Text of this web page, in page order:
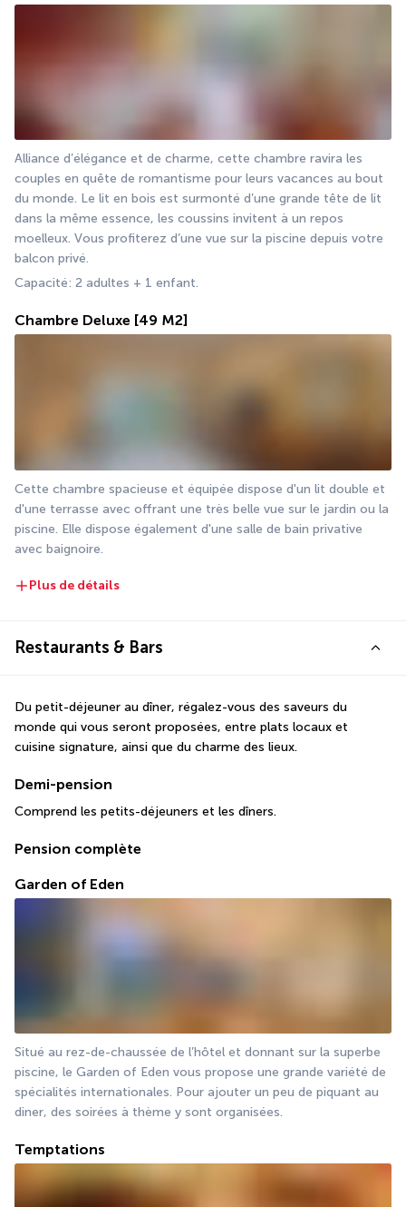
Alliance d’élégance et de charme, cette chambre ravira les
couples en quête de romantisme pour leurs vacances au bout
du monde. Le lit en bois est surmonté d’une grande tête de lit
dans la même essence, les coussins invitent à un repos
moelleux. Vous profiterez d’une vue sur la piscine depuis votre
balcon privé.
Capacité: 2 adultes + 1 enfant.
Chambre Deluxe [49 M2]
Cette chambre spacieuse et équipée dispose d'un lit double et
d'une terrasse avec offrant une très belle vue sur le jardin ou la
piscine. Elle dispose également d'une salle de bain privative
avec baignoire.
Plus de détails
Restaurants & Bars
Du petit-déjeuner au dîner, régalez-vous des saveurs du
monde qui vous seront proposées, entre plats locaux et
cuisine signature, ainsi que du charme des lieux.
Demi-pension
Comprend les petits-déjeuners et les dîners.
Pension complète
Garden of Eden
Situé au rez-de-chaussée de l’hôtel et donnant sur la superbe
piscine, le Garden of Eden vous propose une grande variété de
spécialités internationales. Pour ajouter un peu de piquant au
diner, des soirées à thème y sont organisées.
Temptations